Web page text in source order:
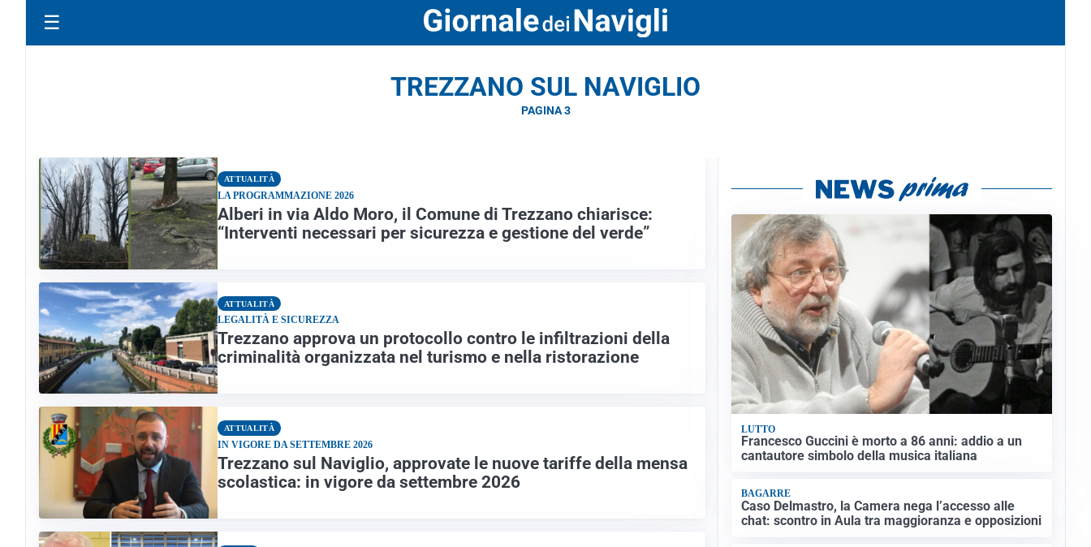
☰
TREZZANO SUL NAVIGLIO
PAGINA 3
ATTUALITÀ
LA PROGRAMMAZIONE 2026
Alberi in via Aldo Moro, il Comune di Trezzano chiarisce:
“Interventi necessari per sicurezza e gestione del verde”
ATTUALITÀ
LEGALITÀ E SICUREZZA
Trezzano approva un protocollo contro le infiltrazioni della
criminalità organizzata nel turismo e nella ristorazione
ATTUALITÀ
IN VIGORE DA SETTEMBRE 2026
Trezzano sul Naviglio, approvate le nuove tariffe della mensa
scolastica: in vigore da settembre 2026
LUTTO
Francesco Guccini è morto a 86 anni: addio a un
cantautore simbolo della musica italiana
BAGARRE
Caso Delmastro, la Camera nega l’accesso alle
chat: scontro in Aula tra maggioranza e opposizioni